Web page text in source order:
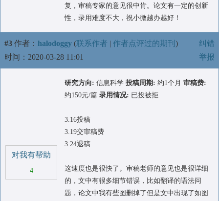
复，审稿专家的意见很中肯。论文有一定的创新
性，录用难度不大，祝小微越办越好！
#3 作者： halodoggy (联系作者 | 作者点评过的期刊 )
时间：2020-03-28 11:01
纠错
举报
对我有帮助
4
研究方向: 信息科学 投稿周期: 约1个月 审稿费:
约150元/篇 录用情况: 已投被拒
3.16投稿
3.19交审稿费
3.24退稿
这速度也是很快了。审稿老师的意见也是很详细
的，文中有很多细节错误，比如翻译的语法问
题，论文中我有些图删掉了但是文中出现了如图